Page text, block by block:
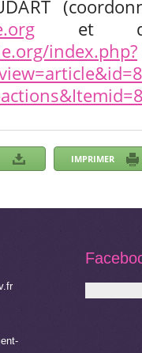
et
index.php?